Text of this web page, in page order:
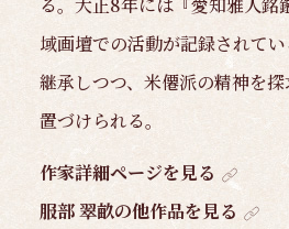
域画壇での活動が記録されて
継承しつつ、米僊派の精神を
置づけられる。
作家詳細ページを見る
服部 翠畝の他作品を見る